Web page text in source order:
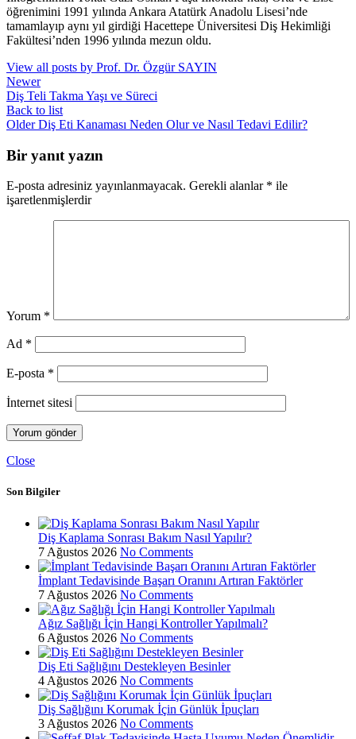
öğrenimini 1991 yılında Ankara Atatürk Anadolu Lisesi’nde
tamamlayıp aynı yıl girdiği Hacettepe Üniversitesi Diş Hekimliği
Fakültesi’nden 1996 yılında mezun oldu.
View all posts by Prof. Dr. Özgür SAYIN
Newer
Diş Teli Takma Yaşı ve Süreci
Back to list
Older Diş Eti Kanaması Neden Olur ve Nasıl Tedavi Edilir?
Bir yanıt yazın
E-posta adresiniz yayınlanmayacak. Gerekli alanlar * ile
işaretlenmişlerdir
Yorum *
Ad *
E-posta *
İnternet sitesi
Close
Son Bilgiler
Diş Kaplama Sonrası Bakım Nasıl Yapılır?
7 Ağustos 2026 No Comments
İmplant Tedavisinde Başarı Oranını Artıran Faktörler
7 Ağustos 2026 No Comments
Ağız Sağlığı İçin Hangi Kontroller Yapılmalı?
6 Ağustos 2026 No Comments
Diş Eti Sağlığını Destekleyen Besinler
4 Ağustos 2026 No Comments
Diş Sağlığını Korumak İçin Günlük İpuçları
3 Ağustos 2026 No Comments